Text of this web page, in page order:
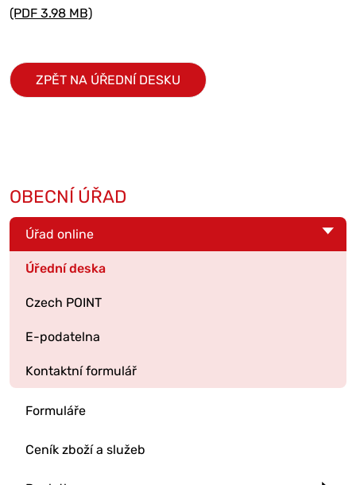
(PDF 3.98 MB)
ZPĚT NA ÚŘEDNÍ DESKU
OBECNÍ ÚŘAD
Úřad online
Úřední deska
Czech POINT
E-podatelna
Kontaktní formulář
Formuláře
Ceník zboží a služeb